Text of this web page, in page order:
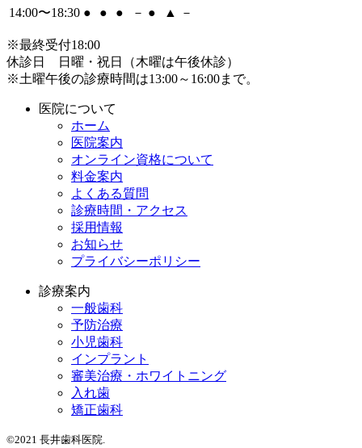
14:00〜18:30 ● ● ● － ● ▲ －
※最終受付18:00
休診日 日曜・祝日（木曜は午後休診）
※土曜午後の診療時間は13:00～16:00まで。
医院について
ホーム
医院案内
オンライン資格について
料金案内
よくある質問
診療時間・アクセス
採用情報
お知らせ
プライバシーポリシー
診療案内
一般歯科
予防治療
小児歯科
インプラント
審美治療・ホワイトニング
入れ歯
矯正歯科
©2021 長井歯科医院.